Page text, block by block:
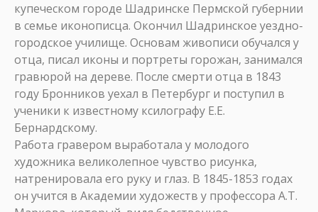
купеческом городе Шадринске Пермской губернии
в семье иконописца. Окончил Шадринское уездно-
городское училище. Основам живописи обучался у
отца, писал иконы и портреты горожан, занимался
гравюрой на дереве. После смерти отца в 1843
году Бронников уехал в Петербург и поступил в
ученики к известному ксилографу Е.Е.
Бернардскому.
Работа гравером выработала у молодого
художника великолепное чувство рисунка,
натренировала его руку и глаз. В 1845-1853 годах
он учится в Академии художеств у профессора А.Т.